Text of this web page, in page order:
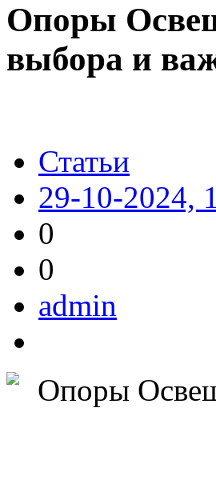
Опоры
выбора и
Статьи
29-10-2024,
0
0
admin